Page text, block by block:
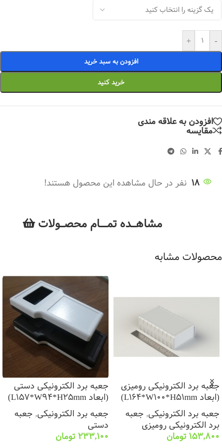
-
+
افزودن به سبد خرید
خرید کنید
افزودن به علاقه مندی
مقایسه
18 نفر در حال مشاهده این محصول هستند!
مشاهــــده تمــــــام محصـــولات
محصولات مشابه
جعبه برد الکترونیکی رومیزی
(ابعاد L164*W100*H51mm)
جعبه برد الکترونیکی, جعبه
برد الکترونیکی رومیزی
153,800 تومان
جعبه برد الکترونیکی دستی
(ابعاد L157*W94*H25mm)
جعبه برد الکترونیکی, جعبه
دستی
233,100 تومان